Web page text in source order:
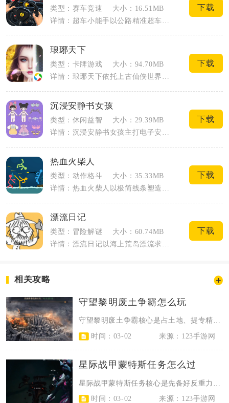
类型：赛车竞速
大小：16.51MB
下载
琅琊天下
类型：卡牌游戏
大小：94.70MB
下载
沉浸安静书女孩
类型：休闲益智
大小：29.39MB
下载
热血火柴人
类型：动作格斗
大小：35.33MB
下载
漂流日记
类型：冒险解谜
大小：60.74MB
下载
相关攻略
守望黎明废土争霸怎么玩
守望黎明废土争霸核心是占土地、提专精、刷荣誉、联联盟，用资源循环与专精加点快...
时间：03-02
来源：123手游网
星际战甲蒙特斯任务怎么过
时间：03-02
来源：123手游网